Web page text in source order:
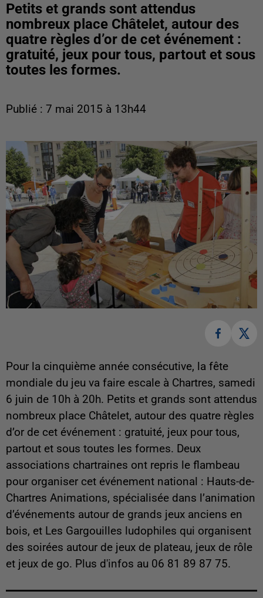
Petits et grands sont attendus
nombreux place Châtelet, autour des
quatre règles d’or de cet événement :
gratuité, jeux pour tous, partout et sous
toutes les formes.
Publié : 7 mai 2015 à 13h44
Pour la cinquième année consécutive, la fête
mondiale du jeu va faire escale à Chartres, samedi
6 juin de 10h à 20h. Petits et grands sont attendus
nombreux place Châtelet, autour des quatre règles
d’or de cet événement : gratuité, jeux pour tous,
partout et sous toutes les formes. Deux
associations chartraines ont repris le flambeau
pour organiser cet événement national : Hauts-de-
Chartres Animations, spécialisée dans l’animation
d’événements autour de grands jeux anciens en
bois, et Les Gargouilles ludophiles qui organisent
des soirées autour de jeux de plateau, jeux de rôle
et jeux de go. Plus d'infos au 06 81 89 87 75.